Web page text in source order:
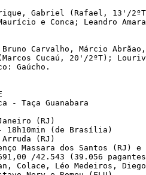
Gabriel (Rafael, 13'/
e Conca; Leandro
Carvalho, Márcio
Cucaú, 20'/2ºT);
Gaúcho.
- Taça Guanabara
(RJ)
18h10min (de Brasília)
(RJ)
Massara dos Santos (RJ)
/42.543 (39.056
Colace, Léo Medeiros,